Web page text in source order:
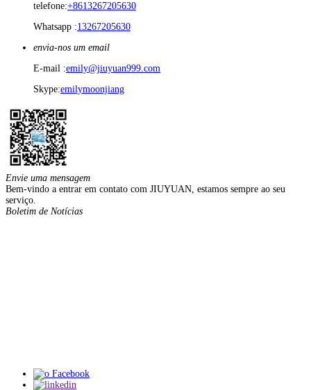
telefone:+8613267205630
Whatsapp :13267205630
envia-nos um email
E-mail :emily@jiuyuan999.com
Skype:emilymoonjiang
Envie uma mensagem
Bem-vindo a entrar em contato com JIUYUAN, estamos sempre ao seu
serviço.
Boletim de Notícias